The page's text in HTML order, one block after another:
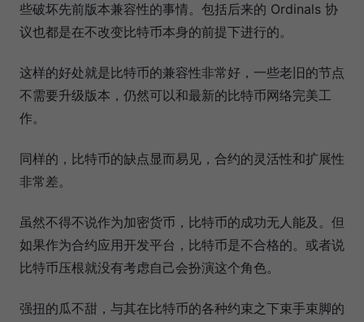
些破坏先前版本兼容性的事情。包括后来的 Ordinals 协
议也都是在不改变比特币本身的前提下进行的。
这样的好处就是比特币的兼容性非常好，一些老旧的节点
不需要升级版本，仍然可以和最新的比特币网络完美工
作。
同样的，比特币的缺点显而易见，合约的灵活性和扩展性
非常差。
虽然不得不说作为加密货币，比特币的成功无人能及。但
如果作为合约应用开发平台，比特币是不合格的。或者说
比特币压根就没有考虑自己会扮演这个角色。
强扭的瓜不甜，与其在比特币的各种约束之下束手束脚的